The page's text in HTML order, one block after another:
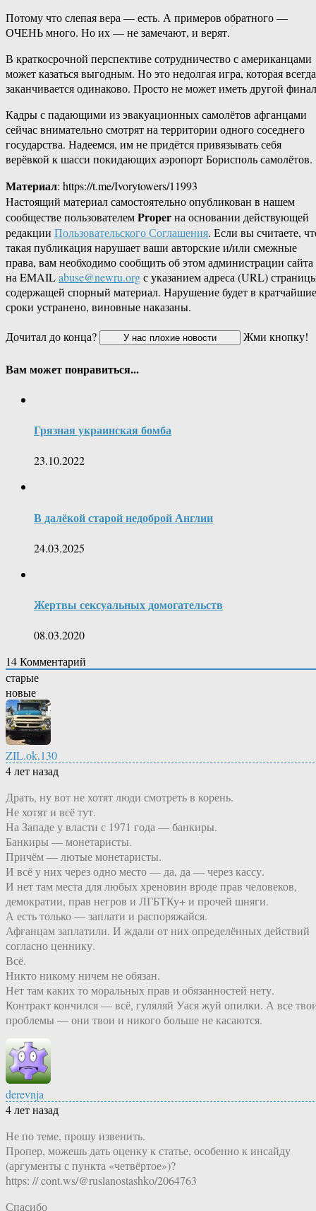
Потому что слепая вера — есть. А примеров обратного —
ОЧЕНЬ много. Но их — не замечают, и верят.
В краткосрочной перспективе сотрудничество с американцами
может казаться выгодным. Но это недолгая игра, которая всегда
заканчивается одинаково. Просто не может иметь другой
Кадры с падающими из эвакуационных самолётов афганцами
сейчас внимательно смотрят на территории одного соседнего
государства. Надеемся, им не придётся привязывать себя
верёвкой к шасси покидающих аэропорт Борисполь самолётов.
Материал: https://t.me/Ivorytowers/11993
Настоящий материал самостоятельно опубликован в нашем
сообществе пользователемProperна основании действующей
редакции Пользовательского Соглашения. Если вы считаете,
такая публикация нарушает ваши авторские и/или смежные
права, вам необходимо сообщить об этом администрации сайта
на EMAILabuse@newru.orgс указанием адреса (URL)
содержащей спорный материал. Нарушение будет в кратчайшие
сроки устранено, виновные наказаны.
Дочитал до конца?
Жми кнопку!
Вам может понравиться...
Грязная украинская бомба
23.10.2022
В далёкой старой недоброй Англии
24.03.2025
Жертвы сексуальных домогательств
08.03.2020
14Комментарий
старые
новые
ZIL.ok.130
4 лет назад
Драть, ну вот не хотят люди смотреть в корень.
Не хотят и всё тут.
На Западе у власти с 1971 года — банкиры.
Банкиры — монетаристы.
Причём — лютые монетаристы.
И всё у них через одно место — да, да — через кассу.
И нет там места для любых хреновин вроде прав человеков,
демократии, прав негров и ЛГБТКу+ и прочей шняги.
А есть только — заплати и распоряжайся.
Афганцам заплатили. И ждали от них определённых действий
согласно ценнику.
Всё.
Никто никому ничем не обязан.
Нет там каких то моральных прав и обязанностей нету.
Контракт кончился — всё, гуляляй Уася жуй опилки. А все
проблемы — они твои и никого больше не касаются.
derevnja
4 лет назад
Не по теме, прошу извенить.
Пропер, можешь дать оценку к статье, особенно к инсайду
(аргументы с пункта «четвёртое»)?
https: // cont.ws/@ruslanostashko/2064763
Спасибо